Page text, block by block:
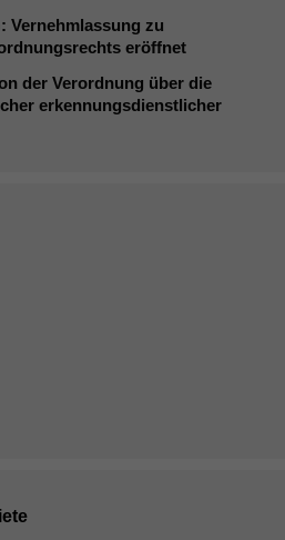
: Vernehmlassung zu
eröffnet
der Verordnung über die
erkennungsdienstlicher